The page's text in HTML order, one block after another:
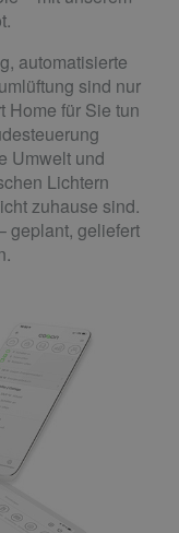
automatisierte
sind nur
Home für Sie tun
Umwelt und
Lichtern
zuhause sind.
geplant, geliefert